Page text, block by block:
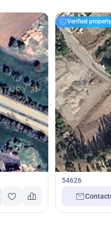
Chypre
Verified property
€500 000
Terrain
Terrain à
54626